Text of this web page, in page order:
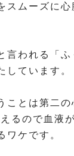
スムーズに心
言われる「ふ
しています。
ことは第二の
るので血液
ワケです。